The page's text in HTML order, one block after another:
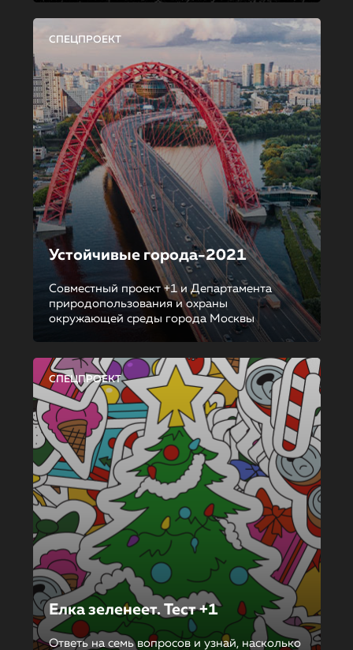
СПЕЦПРОЕКТ
Устойчивые города-2021
Совместный проект +1 и Департамента
природопользования и охраны
окружающей среды города Москвы
СПЕЦПРОЕКТ
Елка зеленеет. Тест +1
Ответь на семь вопросов и узнай, насколько